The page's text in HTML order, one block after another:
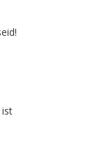
!
ist